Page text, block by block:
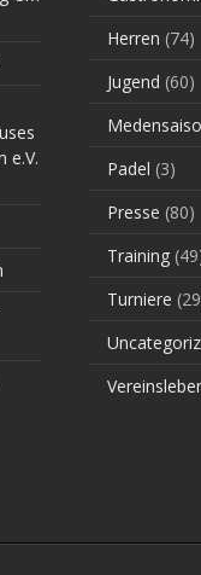
e.V.
Herren (74)
Jugend (60)
Padel (3)
Presse (80)
Training
Turniere